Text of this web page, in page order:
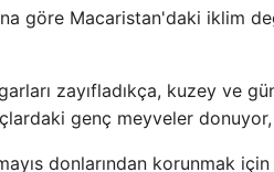
göre Macaristan'daki iklim
zayıfladıkça, kuzey ve
genç meyveler donuyor,
donlarından korunmak